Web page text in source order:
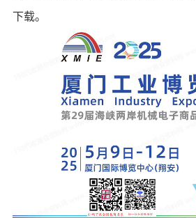
下载。